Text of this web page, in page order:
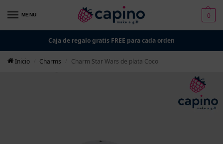
MENU 0
Caja de regalo gratis FREE para cada orden
Inicio Charms Charm Star Wars de plata Coco